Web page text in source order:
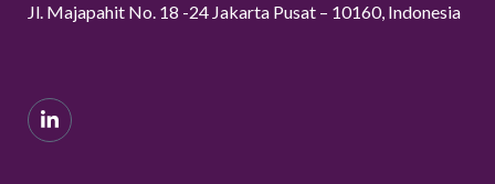
Jl. Majapahit No. 18 -24 Jakarta Pusat – 10160, Indonesia